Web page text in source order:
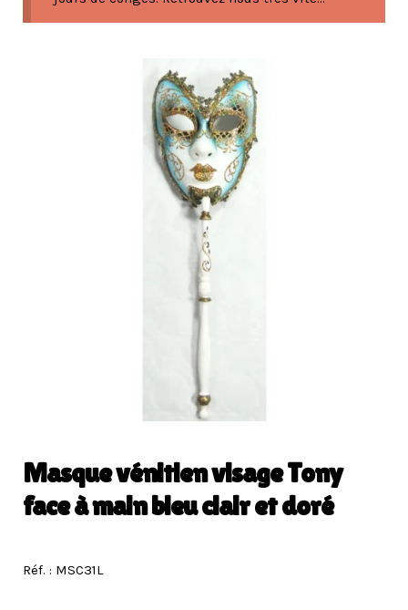
Masque vénitien visage Tony
face à main bleu clair et doré
Réf. : MSC31L